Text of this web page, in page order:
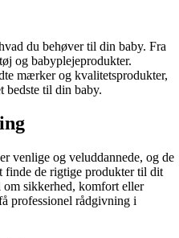
du behøver til din baby. Fra
og babyplejeprodukter.
mærker og kvalitetsprodukter,
bedste til din baby.
venlige og veluddannede, og de
finde de rigtige produkter til dit
om sikkerhed, komfort eller
professionel rådgivning i